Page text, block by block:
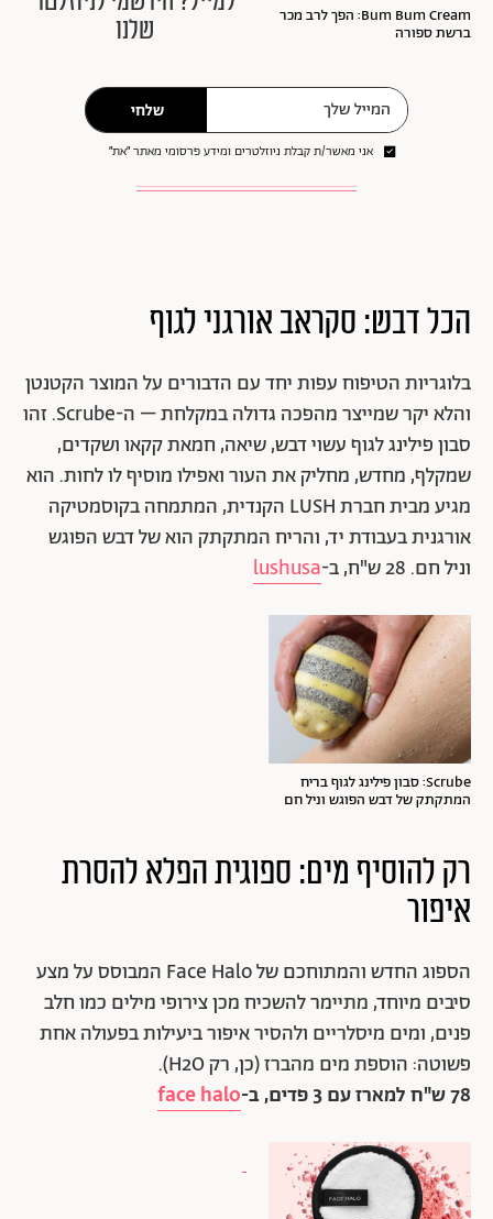
Bum Bum Cream: הפך לרב מכר
ברשת ספורה
שלנו
שלחי
אני מאשר/ת קבלת ניוזלטרים ומידע פרסומי מאתר ״את״
הכל דבש: סקראב אורגני לגוף
בלוגריות הטיפוח עפות יחד עם הדבורים על המוצר הקטנטן
והלא יקר שמייצר מהפכה גדולה במקלחת – ה-Scrube. זהו
סבון פילינג לגוף עשוי דבש, שיאה, חמאת קקאו ושקדים,
שמקלף, מחדש, מחליק את העור ואפילו מוסיף לו לחות. הוא
מגיע מבית חברת LUSH הקנדית, המתמחה בקוסמטיקה
אורגנית בעבודת יד, והריח המתקתק הוא של דבש הפוגש
וניל חם. 28 ש"ח, ב-
lushusa
Scrube: סבון פילינג לגוף בריח
המתקתק של דבש הפוגש וניל חם
רק להוסיף מים: ספוגית הפלא להסרת
איפור
הספוג החדש והמתוחכם של Face Halo המבוסס על מצע
סיבים מיוחד, מתיימר להשכיח מכן צירופי מילים כמו חלב
פנים, ומים מיסלריים ולהסיר איפור ביעילות בפעולה אחת
פשוטה: הוספת מים מהברז (כן, רק H2O).
78 ש"ח למארז עם 3 פדים, ב-
face halo